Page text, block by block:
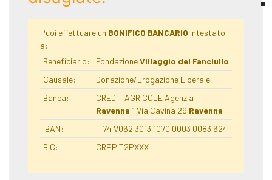
Puoi effettuare un BONIFICO BANCARIO intestato
a:
Beneficiario:
FondazioneVillaggio del Fanciullo
Causale:
Donazione/Erogazione Liberale
Banca:
CREDIT AGRICOLE Agenzia:
Ravenna 1 Via Cavina 29 Ravenna
IBAN:
IT74 V062 3013 1070 0003 0083 624
BIC:
CRPPIT2PXXX